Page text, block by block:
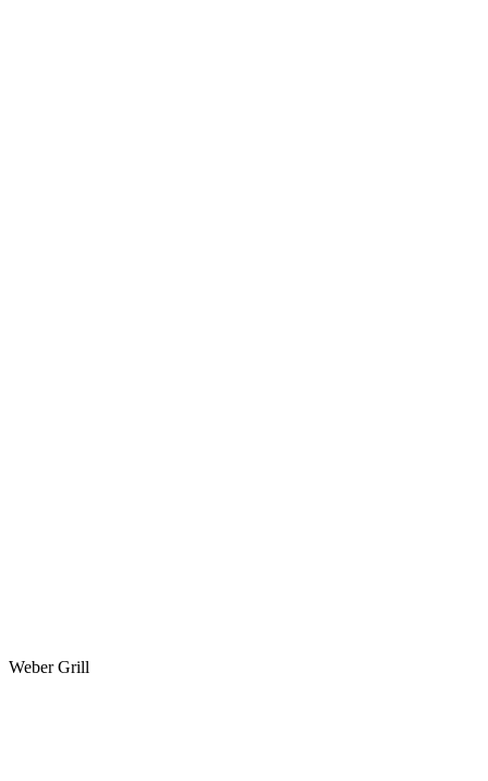
Weber Grill